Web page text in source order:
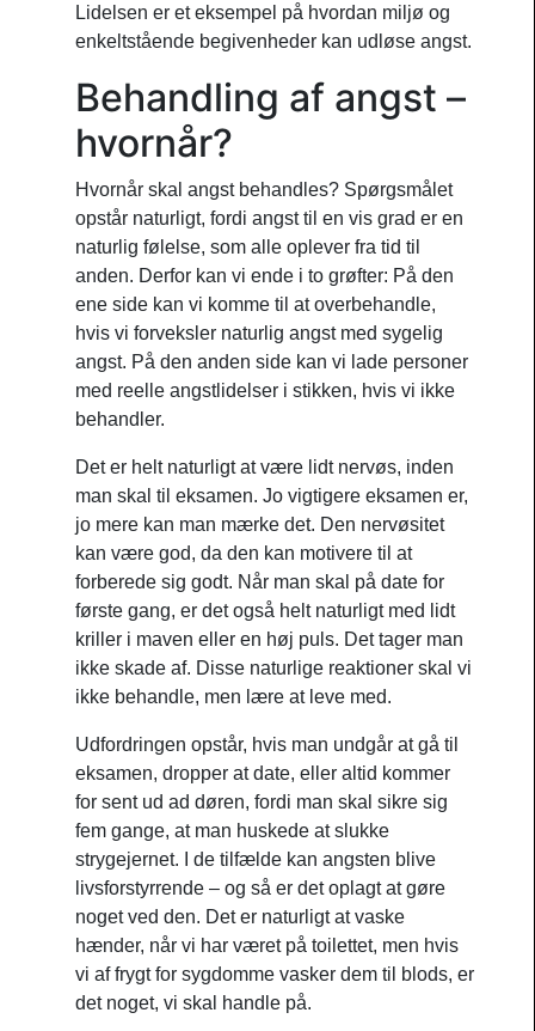
Lidelsen er et eksempel på hvordan miljø og
enkeltstående begivenheder kan udløse angst.
Behandling af angst –
hvornår?
Hvornår skal angst behandles? Spørgsmålet
opstår naturligt, fordi angst til en vis grad er en
naturlig følelse, som alle oplever fra tid til
anden. Derfor kan vi ende i to grøfter: På den
ene side kan vi komme til at overbehandle,
hvis vi forveksler naturlig angst med sygelig
angst. På den anden side kan vi lade personer
med reelle angstlidelser i stikken, hvis vi ikke
behandler.
Det er helt naturligt at være lidt nervøs, inden
man skal til eksamen. Jo vigtigere eksamen er,
jo mere kan man mærke det. Den nervøsitet
kan være god, da den kan motivere til at
forberede sig godt. Når man skal på date for
første gang, er det også helt naturligt med lidt
kriller i maven eller en høj puls. Det tager man
ikke skade af. Disse naturlige reaktioner skal vi
ikke behandle, men lære at leve med.
Udfordringen opstår, hvis man undgår at gå til
eksamen, dropper at date, eller altid kommer
for sent ud ad døren, fordi man skal sikre sig
fem gange, at man huskede at slukke
strygejernet. I de tilfælde kan angsten blive
livsforstyrrende – og så er det oplagt at gøre
noget ved den. Det er naturligt at vaske
hænder, når vi har været på toilettet, men hvis
vi af frygt for sygdomme vasker dem til blods, er
det noget, vi skal handle på.